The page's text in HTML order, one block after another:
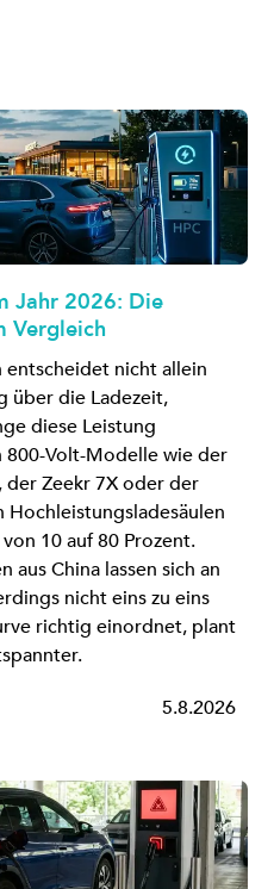
Jahr 2026: Die
Vergleich
entscheidet nicht allein
über die Ladezeit,
diese Leistung
800-Volt-Modelle wie der
der Zeekr 7X oder der
Hochleistungsladesäulen
10 auf 80 Prozent.
aus China lassen sich an
nicht eins zu eins
richtig einordnet, plant
5.8.2026